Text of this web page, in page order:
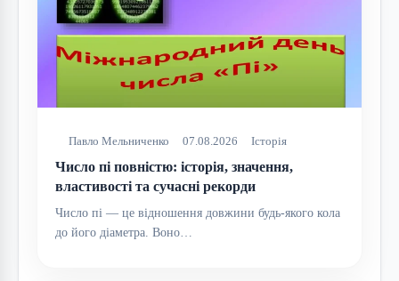
Павло Мельниченко 07.08.2026 Історія
Число пі повністю: історія, значення,
властивості та сучасні рекорди
Число пі — це відношення довжини будь-якого кола
до його діаметра. Воно…